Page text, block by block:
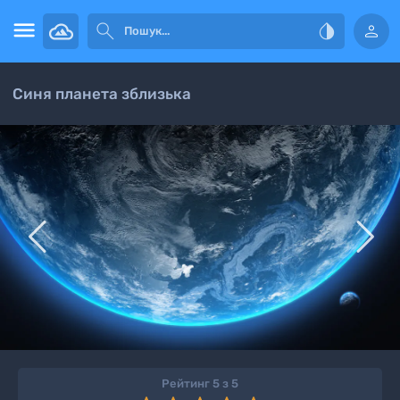
   
Синя планета зблизька
 
Рейтинг 5 з 5